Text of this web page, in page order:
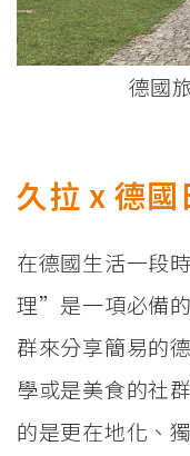
德國
久拉 x 德國
在德國生活一段
理”是一項必備
群來分享簡易的
學或是美食的社
的是更在地化、